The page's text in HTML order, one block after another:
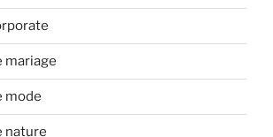
mariage
mode
nature